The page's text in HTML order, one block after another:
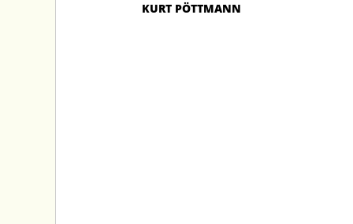
KURT PÖTTMANN